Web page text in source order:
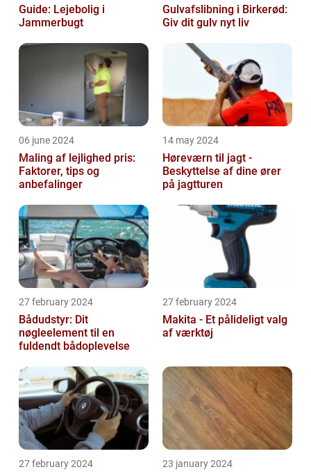
Guide: Lejebolig i
Jammerbugt
Gulvafslibning i Birkerød:
Giv dit gulv nyt liv
06 june 2024
Maling af lejlighed pris:
Faktorer, tips og
anbefalinger
14 may 2024
Høreværn til jagt -
Beskyttelse af dine ører
på jagtturen
27 february 2024
Bådudstyr: Dit
nøgleelement til en
fuldendt bådoplevelse
27 february 2024
Makita - Et pålideligt valg
af værktøj
27 february 2024 23 january 2024